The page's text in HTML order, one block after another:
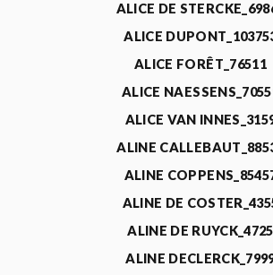
ALICE DE
ALICE
ALICE FORÊT_76511
ALICE
ALICE VAN
ALINE
ALINE
ALINE DE
ALINE DE RUYCK_4725
ALINE